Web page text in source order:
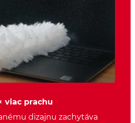
viac prachu
dizajnu zachytáva